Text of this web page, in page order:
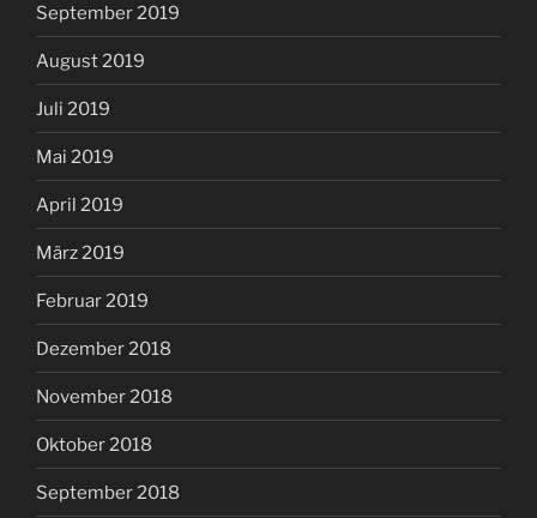
September 2019
August 2019
Juli 2019
Mai 2019
April 2019
März 2019
Februar 2019
Dezember 2018
November 2018
Oktober 2018
September 2018